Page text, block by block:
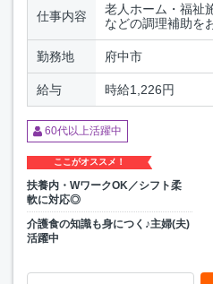
仕事内容
老人ホーム・福祉
などの調理補助を
勤務地 府中市
給与 時給1,226円
60代以上活躍中
ここがオススメ！
扶養内・WワークOK／シフト柔
軟に対応◎
介護食の知識も身につく♪主婦(夫)
活躍中